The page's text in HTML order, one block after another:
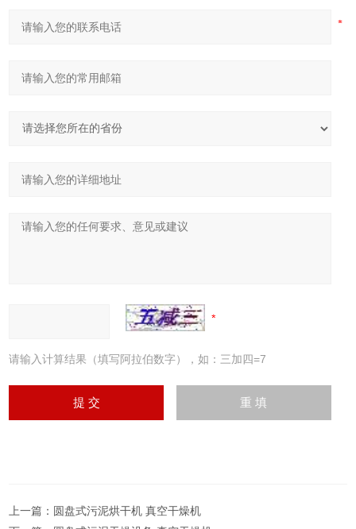
请输入计算结果（填写阿拉伯数字），如：三加四=7
上一篇： 圆盘式污泥烘干机 真空干燥机